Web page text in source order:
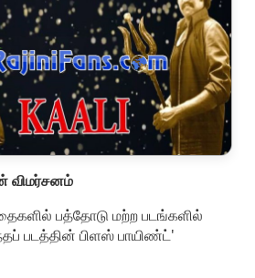
விமர்சனம்
பத்தோடு மற்ற படங்களில்‌
படத்தின்‌ பிளஸ்‌ பாயிண்ட்‌'